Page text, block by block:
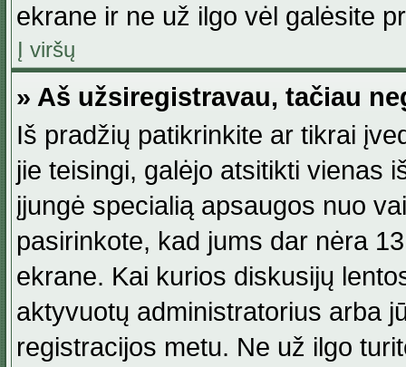
ekrane ir ne už ilgo vėl galėsite
Į viršų
» Aš užsiregistravau, tačiau
Iš pradžių patikrinkite ar tikrai
jie teisingi, galėjo atsitikti vienas
įjungė specialią apsaugos nuo
pasirinkote, kad jums dar nėra
ekrane. Kai kurios diskusijų
aktyvuotų administratorius arba
registracijos metu. Ne už ilgo